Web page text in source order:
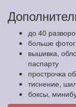
до 40
больше
вышивка,
паспарту
прострочка
тиснение,
боксы,